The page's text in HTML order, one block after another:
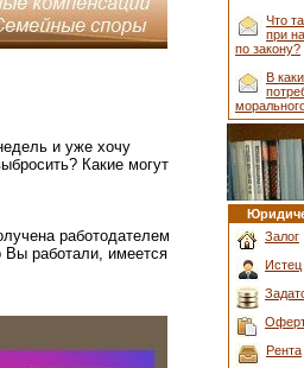
и уже хочу
Какие могут
работодателем
Вы работали, имеется
Что
при
по закону?
В
Залог
Истец
Рента